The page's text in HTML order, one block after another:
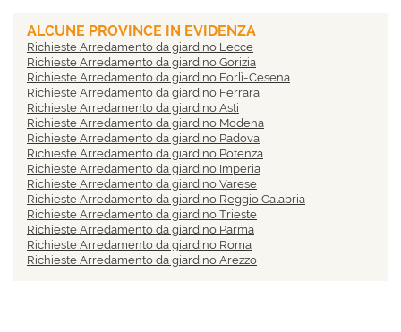
ALCUNE PROVINCE IN EVIDENZA
Richieste Arredamento da giardino Lecce
Richieste Arredamento da giardino Gorizia
Richieste Arredamento da giardino Forlì-Cesena
Richieste Arredamento da giardino Ferrara
Richieste Arredamento da giardino Asti
Richieste Arredamento da giardino Modena
Richieste Arredamento da giardino Padova
Richieste Arredamento da giardino Potenza
Richieste Arredamento da giardino Imperia
Richieste Arredamento da giardino Varese
Richieste Arredamento da giardino Reggio Calabria
Richieste Arredamento da giardino Trieste
Richieste Arredamento da giardino Parma
Richieste Arredamento da giardino Roma
Richieste Arredamento da giardino Arezzo